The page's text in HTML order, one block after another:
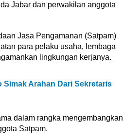
Jabar dan perwakilan anggota
Jasa Pengamanan (Satpam)
para pelaku usaha, lembaga
lingkungan kerjanya.
Arahan Dari Sekretaris
dalam rangka mengembangkan
Satpam.